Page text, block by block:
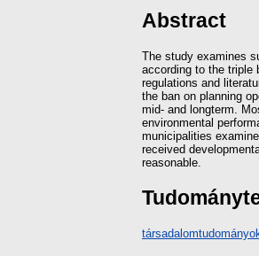
Abstract
The study examines
according to the triple
regulations and
the ban on planning
mid- and longterm.
environmental
municipalities
received
reasonable.